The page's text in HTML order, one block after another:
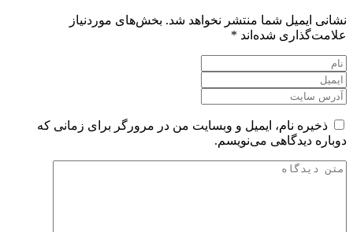
نشانی ایمیل شما منتشر نخواهد شد. بخش‌های موردنیاز
علامت‌گذاری شده‌اند *
ذخیره نام، ایمیل و وبسایت من در مرورگر برای زمانی که
دوباره دیدگاهی می‌نویسم.